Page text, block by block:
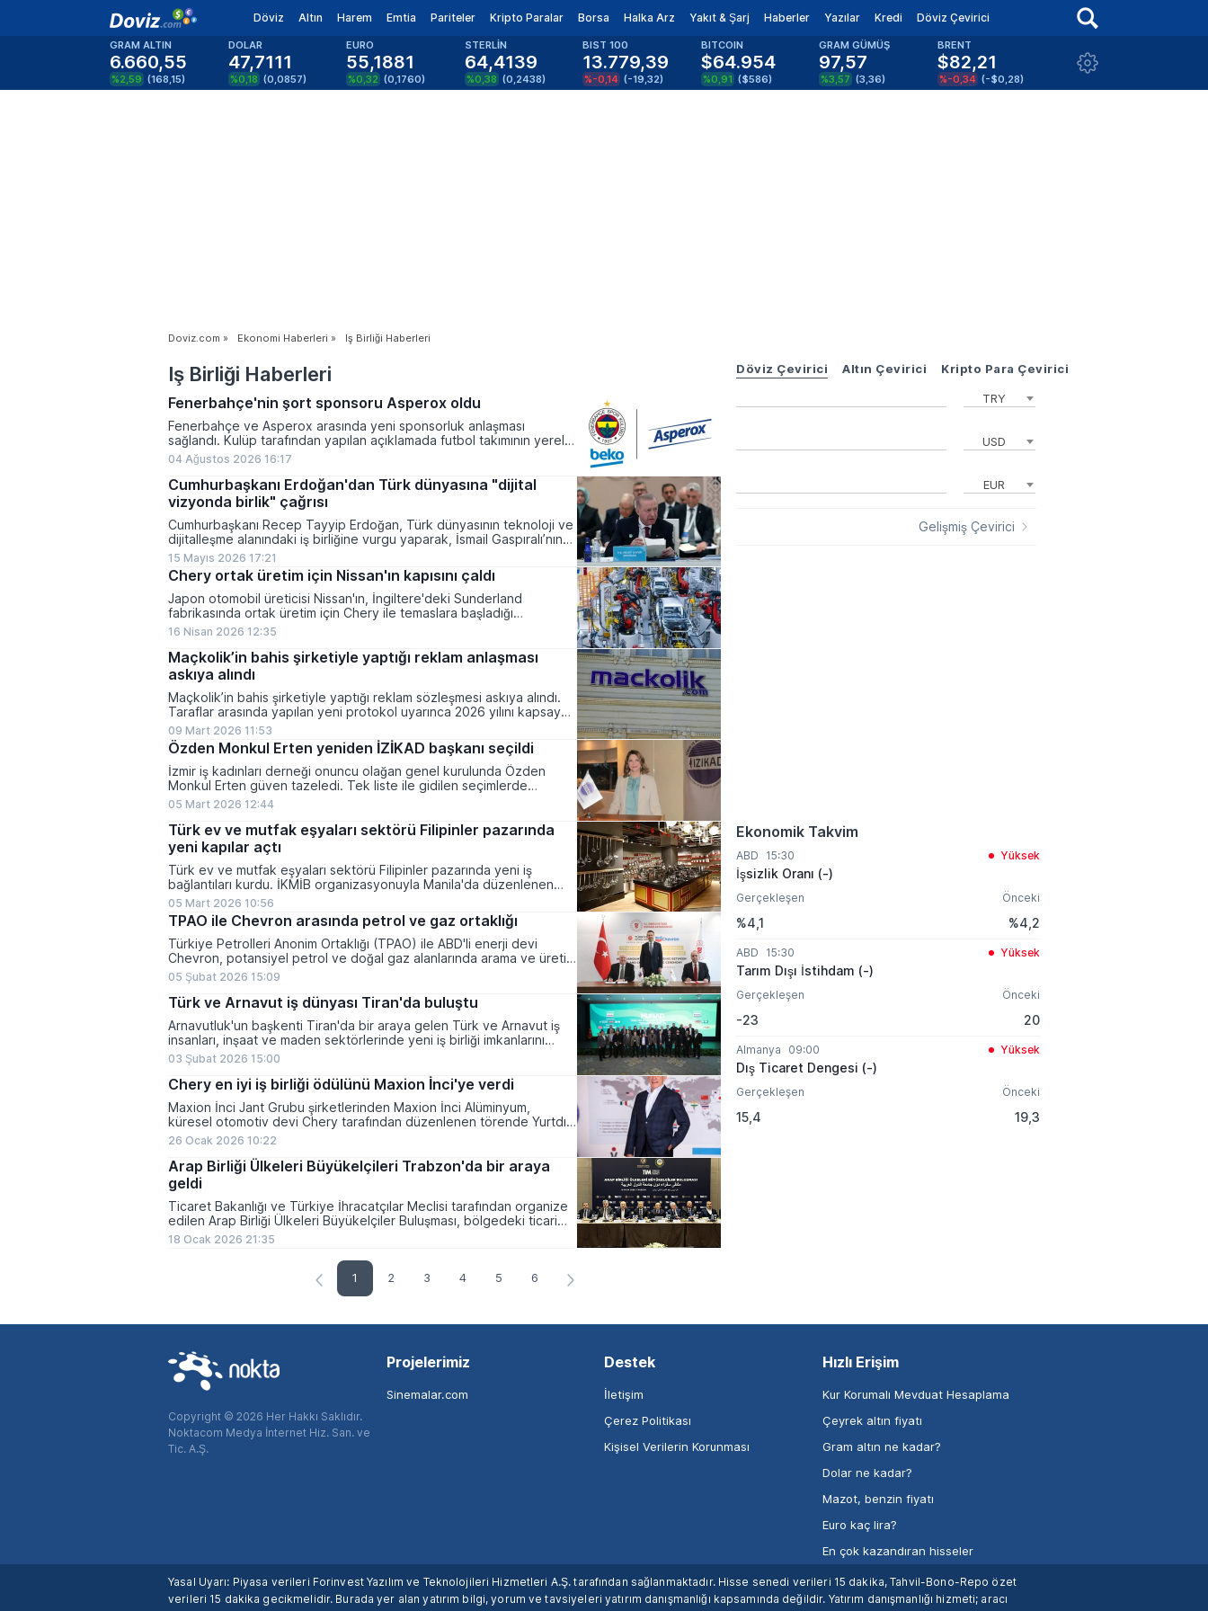
Döviz Altın Harem Emtia Pariteler Kripto Paralar Borsa Halka Arz Yakıt & Şarj Haberler Yazılar Kredi Döviz Çevirici
GRAM ALTIN
6.660,55
%2,59 (168,15)
DOLAR
47,7111
%0,18 (0,0857)
EURO
55,1881
%0,32 (0,1760)
STERLİN
64,4139
%0,38 (0,2438)
BIST 100
13.779,39
%-0,14 (-19,32)
BITCOIN
$64.954
%0,91 ($586)
GRAM GÜMÜŞ
97,57
%3,57 (3,36)
BRENT
$82,21
%-0,34 (-$0,28)
Doviz.com » Ekonomi Haberleri » Iş Birliği Haberleri
Iş Birliği Haberleri
Fenerbahçe'nin şort sponsoru Asperox oldu
Fenerbahçe ve Asperox arasında yeni sponsorluk anlaşması
sağlandı. Kulüp tarafından yapılan açıklamada futbol takımının yerel
müsabakalarda giyeceği e...
04 Ağustos 2026 16:17
Cumhurbaşkanı Erdoğan'dan Türk dünyasına "dijital
vizyonda birlik" çağrısı
Cumhurbaşkanı Recep Tayyip Erdoğan, Türk dünyasının teknoloji ve
dijitalleşme alanındaki iş birliğine vurgu yaparak, İsmail Gaspıralı’nın
tarihi şiarı...
15 Mayıs 2026 17:21
Chery ortak üretim için Nissan'ın kapısını çaldı
Japon otomobil üreticisi Nissan'ın, İngiltere'deki Sunderland
fabrikasında ortak üretim için Chery ile temaslara başladığı
duyuruldu. Nissan, daha önc...
16 Nisan 2026 12:35
Maçkolik’in bahis şirketiyle yaptığı reklam anlaşması
askıya alındı
Maçkolik’in bahis şirketiyle yaptığı reklam sözleşmesi askıya alındı.
Taraflar arasında yapılan yeni protokol uyarınca 2026 yılını kapsayan
iş birliği...
09 Mart 2026 11:53
Özden Monkul Erten yeniden İZİKAD başkanı seçildi
İzmir iş kadınları derneği onuncu olağan genel kurulunda Özden
Monkul Erten güven tazeledi. Tek liste ile gidilen seçimlerde
üyelerin tam desteğini al...
05 Mart 2026 12:44
Türk ev ve mutfak eşyaları sektörü Filipinler pazarında
yeni kapılar açtı
Türk ev ve mutfak eşyaları sektörü Filipinler pazarında yeni iş
bağlantıları kurdu. İKMİB organizasyonuyla Manila'da düzenlenen
heyet kapsamında çok s...
05 Mart 2026 10:56
TPAO ile Chevron arasında petrol ve gaz ortaklığı
Türkiye Petrolleri Anonim Ortaklığı (TPAO) ile ABD'li enerji devi
Chevron, potansiyel petrol ve doğal gaz alanlarında arama ve üretim
yapmak üzere mut...
05 Şubat 2026 15:09
Türk ve Arnavut iş dünyası Tiran'da buluştu
Arnavutluk'un başkenti Tiran'da bir araya gelen Türk ve Arnavut iş
insanları, inşaat ve maden sektörlerinde yeni iş birliği imkanlarını
değerlendirere...
03 Şubat 2026 15:00
Chery en iyi iş birliği ödülünü Maxion İnci'ye verdi
Maxion İnci Jant Grubu şirketlerinden Maxion İnci Alüminyum,
küresel otomotiv devi Chery tarafından düzenlenen törende Yurtdışı
Mükemmel İş Birliği Te...
26 Ocak 2026 10:22
Arap Birliği Ülkeleri Büyükelçileri Trabzon'da bir araya
geldi
Ticaret Bakanlığı ve Türkiye İhracatçılar Meclisi tarafından organize
edilen Arap Birliği Ülkeleri Büyükelçiler Buluşması, bölgedeki ticari
köprüleri ...
18 Ocak 2026 21:35
1 2 3 4 5 6
Döviz Çevirici Altın Çevirici Kripto Para Çevirici
TRY
USD
EUR
Gelişmiş Çevirici
Ekonomik Takvim
ABD 15:30 Yüksek
İşsizlik Oranı (-)
Gerçekleşen
%4,1
Önceki
%4,2
ABD 15:30 Yüksek
Tarım Dışı İstihdam (-)
Gerçekleşen
-23
Önceki
20
Almanya 09:00 Yüksek
Dış Ticaret Dengesi (-)
Gerçekleşen
15,4
Önceki
19,3
Copyright © 2026 Her Hakkı Saklıdır.
Noktacom Medya İnternet Hiz. San. ve
Tic. A.Ş.
Projelerimiz
Sinemalar.com
Destek
İletişim
Çerez Politikası
Kişisel Verilerin Korunması
Hızlı Erişim
Kur Korumalı Mevduat Hesaplama
Çeyrek altın fiyatı
Gram altın ne kadar?
Dolar ne kadar?
Mazot, benzin fiyatı
Euro kaç lira?
En çok kazandıran hisseler
Yasal Uyarı: Piyasa verileri Forinvest Yazılım ve Teknolojileri Hizmetleri A.Ş. tarafından sağlanmaktadır. Hisse senedi verileri 15 dakika, Tahvil-Bono-Repo özet
verileri 15 dakika gecikmelidir. Burada yer alan yatırım bilgi, yorum ve tavsiyeleri yatırım danışmanlığı kapsamında değildir. Yatırım danışmanlığı hizmeti; aracı